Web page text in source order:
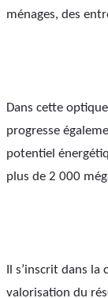
ménages, des
Dans cette
progresse
potentiel
plus de 2 000
Il s’inscrit dans la
valorisation du